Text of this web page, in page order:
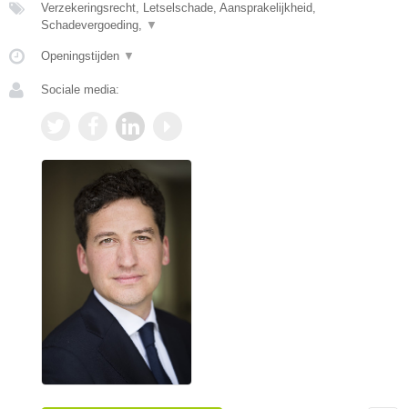
Verzekeringsrecht, Letselschade, Aansprakelijkheid,
Schadevergoeding, ▼
Openingstijden ▼
Sociale media: